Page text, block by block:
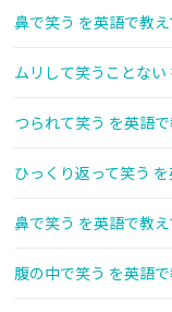
鼻で笑う を英語で教え
ムリして笑うことない
つられて笑う を英語
ひっくり返って笑う
鼻で笑う を英語で教え
腹の中で笑う を英語